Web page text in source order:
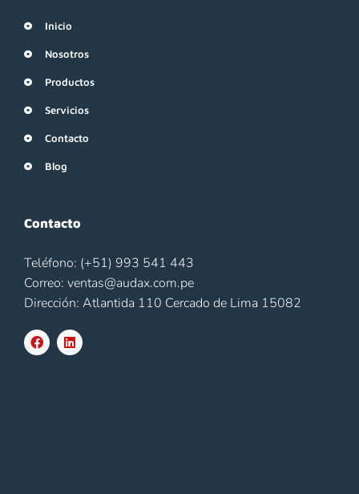
Inicio
Nosotros
Productos
Servicios
Contacto
Blog
Contacto
Teléfono: (+51) 993 541 443
Correo: ventas@audax.com.pe
Dirección: Atlantida 110 Cercado de Lima 15082